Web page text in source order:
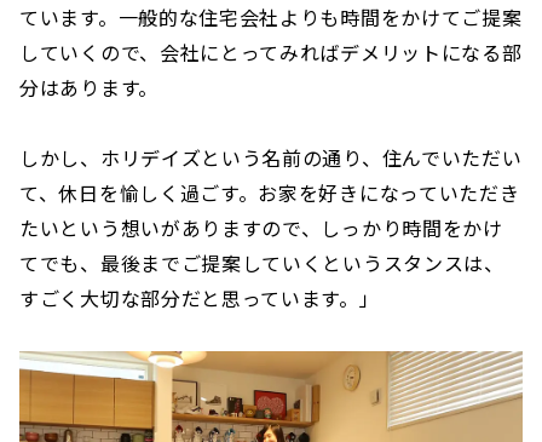
ています。一般的な住宅会社よりも時間をかけてご提案
していくので、会社にとってみればデメリットになる部
分はあります。
しかし、ホリデイズという名前の通り、住んでいただい
て、休日を愉しく過ごす。お家を好きになっていただき
たいという想いがありますので、しっかり時間をかけ
てでも、最後までご提案していくというスタンスは、
すごく大切な部分だと思っています。」